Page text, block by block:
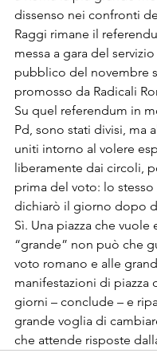
dissenso nei confronti
Raggi rimane il
messa a gara del
pubblico del novembre
promosso da Radicali
Su quel referendum in
Pd, sono stati divisi, ma
uniti intorno al volere
liberamente dai circoli,
prima del voto: lo
dichiarò il giorno dopo
Sì. Una piazza che vuole
“grande” non può che
voto romano e alle
manifestazioni di piazza
giorni – conclude – e
grande voglia di
che attende risposte